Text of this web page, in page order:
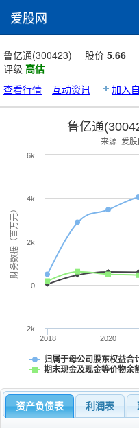
爱股网
鲁亿通(300423) 股价 5.66
评级 高估
查看行情
互动资讯 加入
财务数据（百万元）
鲁亿通
来源: 爱
归属于母公司股东权益合
期末现金及现金等价物余
2018 2020
-2k
0
2k
4k
6k
资产负债表 利润表